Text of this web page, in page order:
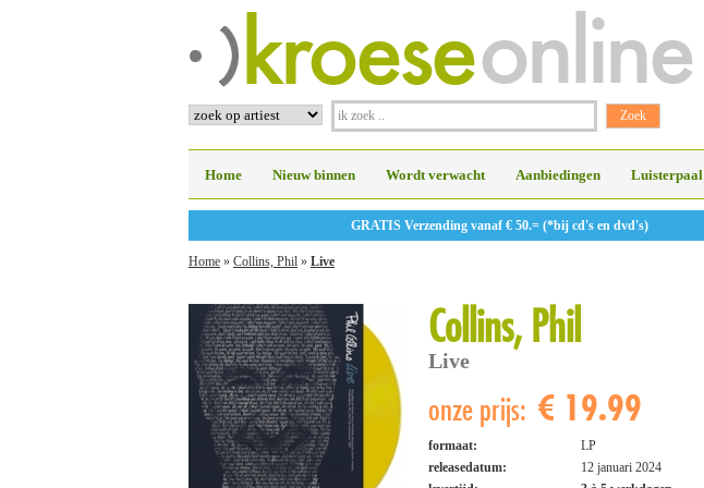
Home Nieuw binnen Wordt verwacht Aanbiedingen Luisterpaal
GRATIS Verzending vanaf € 50.= (*bij cd's en dvd's)
Home » Collins, Phil » Live
Collins, Phil
Live
onze prijs: € 19.99
formaat:
LP
releasedatum:
12 januari 2024